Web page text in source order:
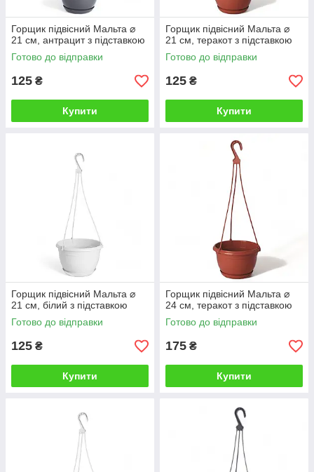
Горщик підвісний Мальта ⌀
21 см, антрацит з підставкою
Готово до відправки
125 ₴
Купити
Горщик підвісний Мальта ⌀
21 см, теракот з підставкою
Готово до відправки
125 ₴
Купити
Горщик підвісний Мальта ⌀
21 см, білий з підставкою
Готово до відправки
125 ₴
Купити
Горщик підвісний Мальта ⌀
24 см, теракот з підставкою
Готово до відправки
175 ₴
Купити